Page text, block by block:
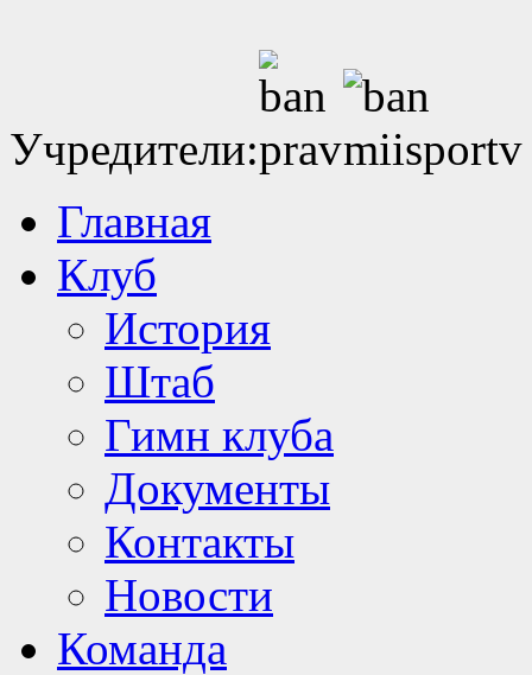
Учредители:
Главная
Клуб
История
Штаб
Гимн клуба
Документы
Контакты
Новости
Команда